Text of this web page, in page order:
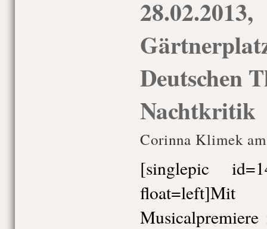
28.02.2013,
Deutschen
Nachtkritik
Corinna Klimek
[singlepic